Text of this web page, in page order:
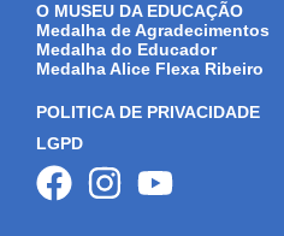
O MUSEU DA EDUCAÇÃO
Medalha de Agradecimentos
Medalha do Educador
Medalha Alice Flexa Ribeiro
POLITICA DE PRIVACIDADE
LGPD